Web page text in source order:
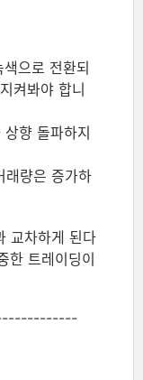
전환되
합니
돌파하지
증가하
된다
트레이딩이